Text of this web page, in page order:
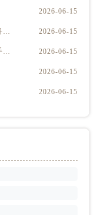
上海市黄浦区南京东路299号宏伊国际广场写字楼8层806室江诗丹顿售后服务中心（需提前预约）
浙江省嘉兴市南湖区广益路705号嘉兴世界贸易中心A座13层1304室江诗丹顿售后服务中心（需提前预约）
2026-06-15
江诗丹顿手表上链方法是什么（江诗丹顿怎么给手表上链） 2026-06-15
江诗丹顿手表走快怎么办（江诗丹顿手表走快什么原因） 2026-06-15
2026-06-15
2026-06-15